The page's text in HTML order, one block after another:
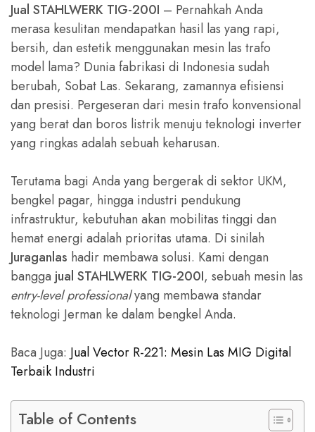
Jual STAHLWERK TIG-200I – Pernahkah Anda
merasa kesulitan mendapatkan hasil las yang rapi,
bersih, dan estetik menggunakan mesin las trafo
model lama? Dunia fabrikasi di Indonesia sudah
berubah, Sobat Las. Sekarang, zamannya efisiensi
dan presisi. Pergeseran dari mesin trafo konvensional
yang berat dan boros listrik menuju teknologi inverter
yang ringkas adalah sebuah keharusan.
Terutama bagi Anda yang bergerak di sektor UKM,
bengkel pagar, hingga industri pendukung
infrastruktur, kebutuhan akan mobilitas tinggi dan
hemat energi adalah prioritas utama. Di sinilah
Juraganlas hadir membawa solusi. Kami dengan
bangga jual STAHLWERK TIG-200I, sebuah mesin las
entry-level professionalyang membawa standar
teknologi Jerman ke dalam bengkel Anda.
Baca Juga: Jual Vector R-221: Mesin Las MIG Digital
Terbaik Industri
Table of Contents